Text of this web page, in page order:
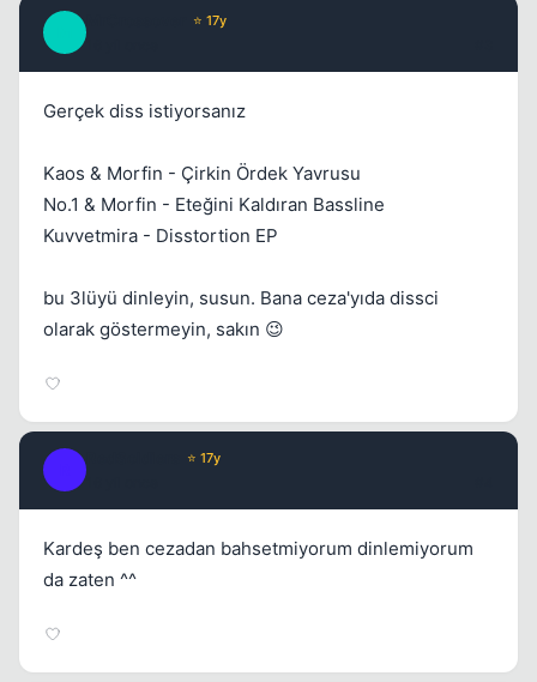
⭐ 17y
Gerçek diss istiyorsanız
Kaos & Morfin - Çirkin Ördek Yavrusu
No.1 & Morfin - Eteğini Kaldıran Bassline
Kuvvetmira - Disstortion EP
bu 3lüyü dinleyin, susun. Bana ceza'yıda dissci
olarak göstermeyin, sakın 😉
⭐ 17y
Kardeş ben cezadan bahsetmiyorum dinlemiyorum
da zaten ^^